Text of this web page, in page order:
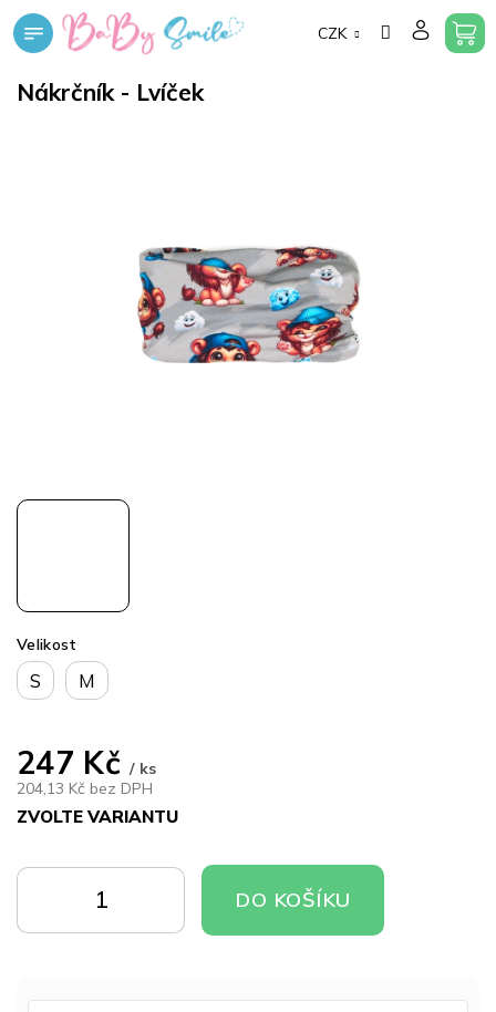
Přejít
na
CZK
Nákrčník - Lvíček
247 Kč/ ks
204,13 Kč bez DPH
ZVOLTE VARIANTU
cena:
Velikost
S M
KOŠÍKU
KOŠÍKU
DO KOŠÍKU